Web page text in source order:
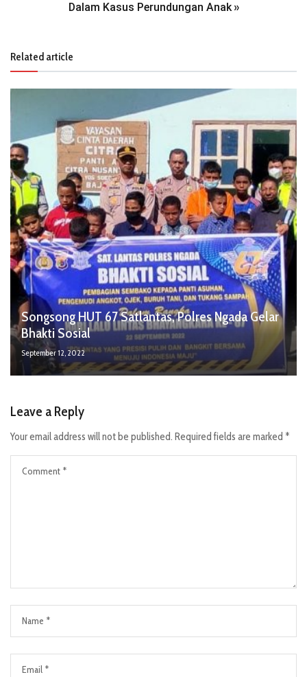
Dalam Kasus Perundungan Anak»
Related article
Songsong HUT 67 Satlantas, Polres Ngada Gelar
Bhakti Sosial
September 12, 2022
Leave a Reply
Your email address will not be published. Required fields are marked *